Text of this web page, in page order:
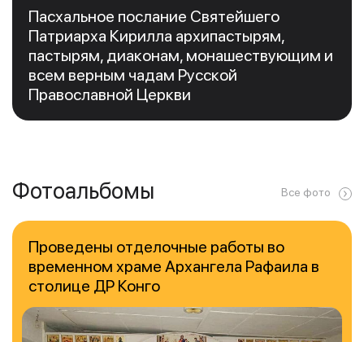
Пасхальное послание Святейшего
Патриарха Кирилла архипастырям,
пастырям, диаконам, монашествующим и
всем верным чадам Русской
Православной Церкви
Фотоальбомы Все фото
Проведены отделочные работы во
временном храме Архангела Рафаила в
столице ДР Конго